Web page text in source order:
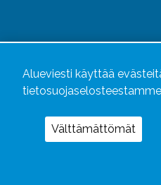
Alueviesti käyttää
Välttämättömät